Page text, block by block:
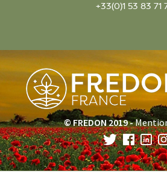
+33(0)1 53 83 71
© FREDON 2019 -